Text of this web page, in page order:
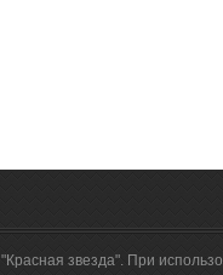
звезда". При